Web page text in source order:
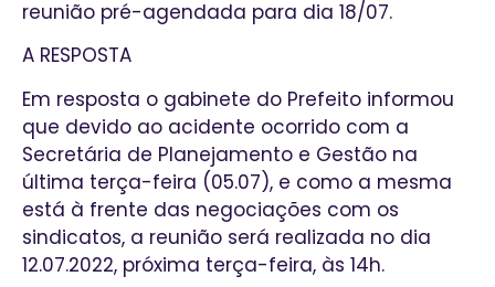
reunião pré-agendada para dia 18/07.
A RESPOSTA
Em resposta o gabinete do Prefeito informou
que devido ao acidente ocorrido com a
Secretária de Planejamento e Gestão na
última terça-feira (05.07), e como a mesma
está à frente das negociações com os
sindicatos, a reunião será realizada no dia
12.07.2022, próxima terça-feira, às 14h.